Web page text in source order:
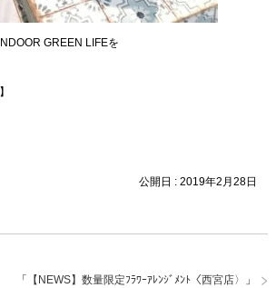
GREEN LIFEを
公開日 :2019年2月28日
「 【NEWS】数量限定ﾌﾗﾜｰｱﾚﾝｼﾞﾒﾝﾄ〈西宮店〉 」